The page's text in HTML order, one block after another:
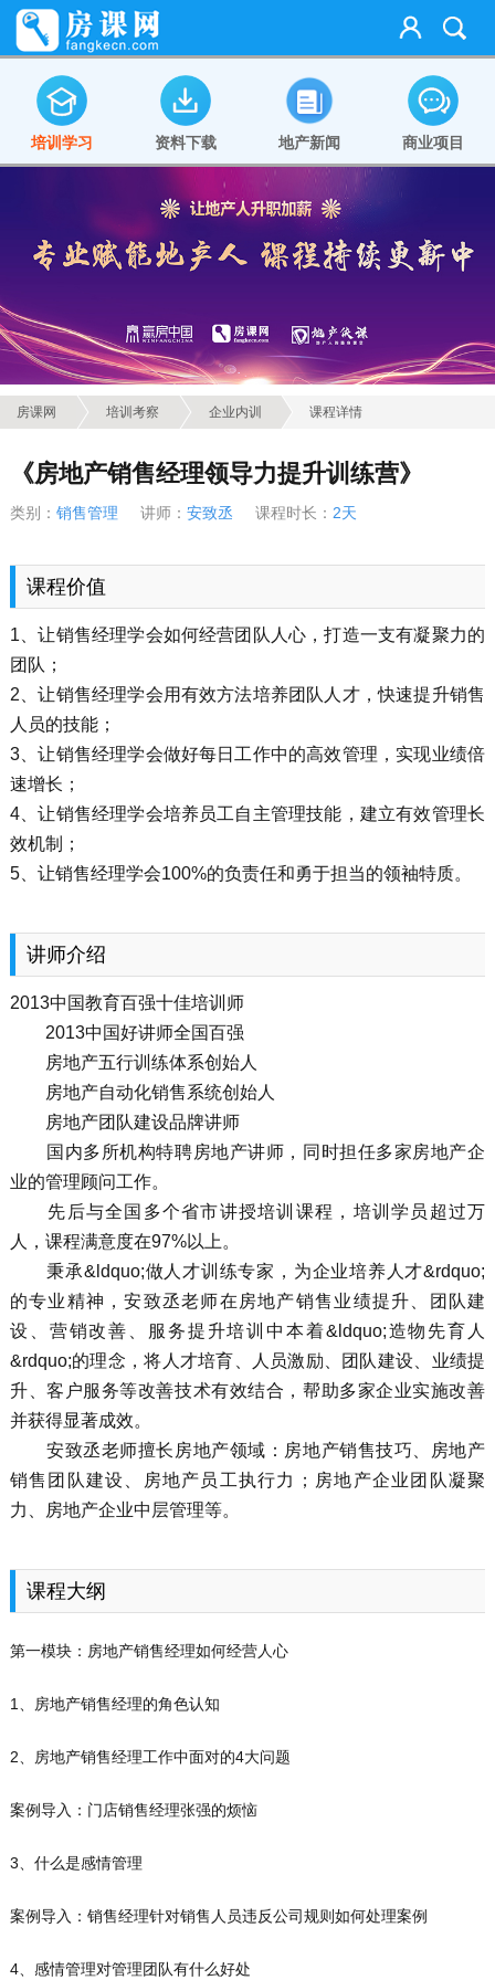
培训学习 资料下载 地产新闻 商业项目
房课网 培训考察 企业内训 课程详情
《房地产销售经理领导力提升训练营》
类别： 销售管理 讲师： 安致丞 课程时长： 2天
课程价值
1、让销售经理学会如何经营团队人心，打造一支有凝聚力的
团队；
2、让销售经理学会用有效方法培养团队人才，快速提升销售
人员的技能；
3、让销售经理学会做好每日工作中的高效管理，实现业绩倍
速增长；
4、让销售经理学会培养员工自主管理技能，建立有效管理长
效机制；
5、让销售经理学会100%的负责任和勇于担当的领袖特质。
讲师介绍
2013中国教育百强十佳培训师
2013中国好讲师全国百强
房地产五行训练体系创始人
房地产自动化销售系统创始人
房地产团队建设品牌讲师
国内多所机构特聘房地产讲师，同时担任多家房地产企
业的管理顾问工作。
先后与全国多个省市讲授培训课程，培训学员超过万
人，课程满意度在97%以上。
秉承&ldquo;做人才训练专家，为企业培养人才&rdquo;
的专业精神，安致丞老师在房地产销售业绩提升、团队建
设、营销改善、服务提升培训中本着&ldquo;造物先育人
&rdquo;的理念，将人才培育、人员激励、团队建设、业绩提
升、客户服务等改善技术有效结合，帮助多家企业实施改善
并获得显著成效。
安致丞老师擅长房地产领域：房地产销售技巧、房地产
销售团队建设、房地产员工执行力；房地产企业团队凝聚
力、房地产企业中层管理等。
课程大纲
第一模块：房地产销售经理如何经营人心
1、房地产销售经理的角色认知
2、房地产销售经理工作中面对的4大问题
案例导入：门店销售经理张强的烦恼
3、什么是感情管理
案例导入：销售经理针对销售人员违反公司规则如何处理案例
4、感情管理对管理团队有什么好处